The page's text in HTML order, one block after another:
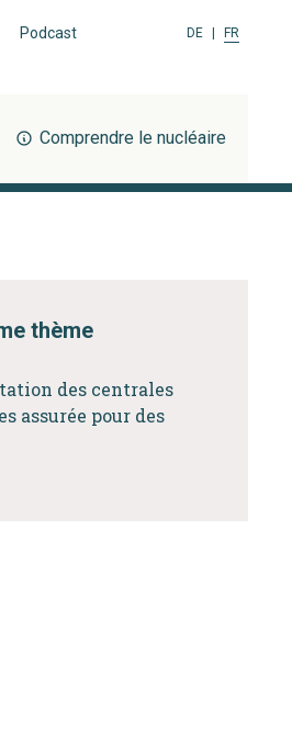
Podcast DE FR
Comprendre le nucléaire
thème
des centrales
assurée pour des